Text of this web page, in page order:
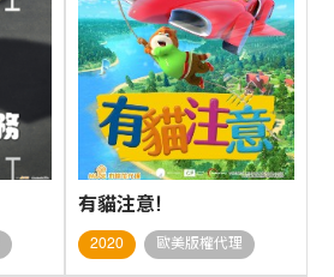
有貓注意!
2020 歐美版權代理